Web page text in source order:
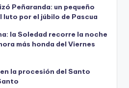
Peñaranda: un pequeño
luto por el júbilo de Pascua
la Soledad recorre la noche
más honda del Viernes
la procesión del Santo